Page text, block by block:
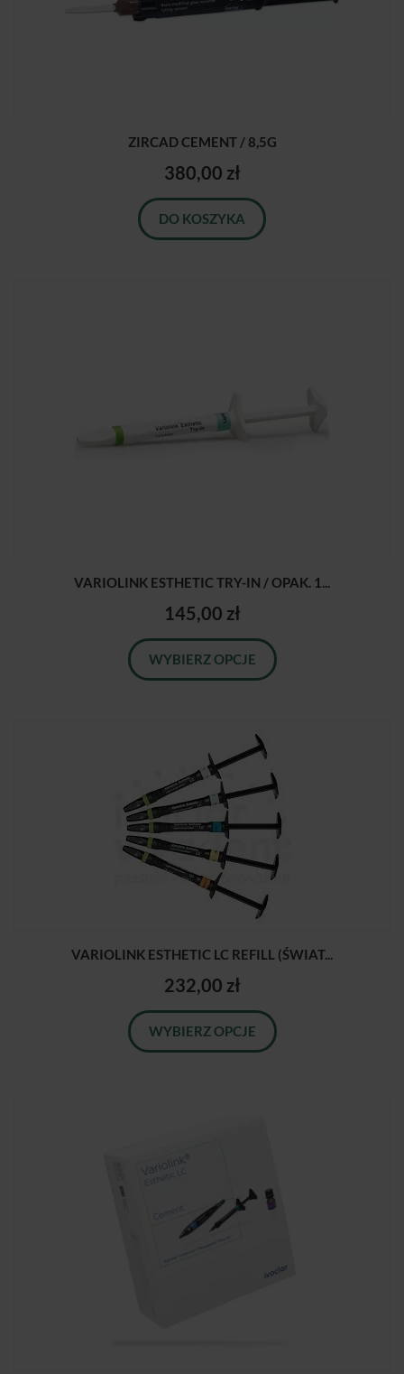
ZIRCAD CEMENT / 8,5G
380,00 zł
DO KOSZYKA
VARIOLINK ESTHETIC TRY-IN / OPAK. 1...
145,00 zł
WYBIERZ OPCJE
VARIOLINK ESTHETIC LC REFILL (ŚWIAT...
232,00 zł
WYBIERZ OPCJE